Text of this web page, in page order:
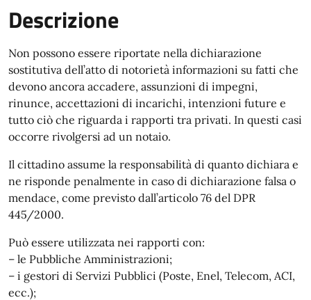
Descrizione
Non possono essere riportate nella dichiarazione
sostitutiva dell’atto di notorietà informazioni su fatti che
devono ancora accadere, assunzioni di impegni,
rinunce, accettazioni di incarichi, intenzioni future e
tutto ciò che riguarda i rapporti tra privati. In questi casi
occorre rivolgersi ad un notaio.
Il cittadino assume la responsabilità di quanto dichiara e
ne risponde penalmente in caso di dichiarazione falsa o
mendace, come previsto dall’articolo 76 del DPR
445/2000.
Può essere utilizzata nei rapporti con:
– le Pubbliche Amministrazioni;
– i gestori di Servizi Pubblici (Poste, Enel, Telecom, ACI,
ecc.);